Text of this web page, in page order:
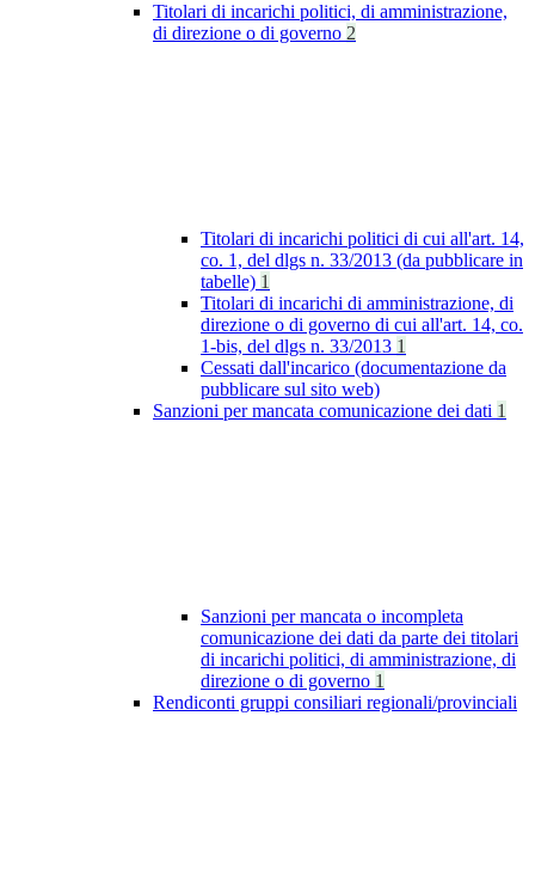
Titolari di incarichi politici, di amministrazione,
di direzione o di governo 2
Titolari di incarichi politici di cui all'art. 14,
co. 1, del dlgs n. 33/2013 (da pubblicare in
tabelle) 1
Titolari di incarichi di amministrazione, di
direzione o di governo di cui all'art. 14, co.
1-bis, del dlgs n. 33/2013 1
Cessati dall'incarico (documentazione da
pubblicare sul sito web)
Sanzioni per mancata comunicazione dei dati 1
Sanzioni per mancata o incompleta
comunicazione dei dati da parte dei titolari
di incarichi politici, di amministrazione, di
direzione o di governo 1
Rendiconti gruppi consiliari regionali/provinciali